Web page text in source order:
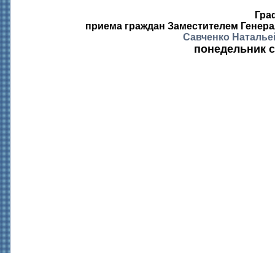
приема граждан Заместителем
Савченко
понедельник